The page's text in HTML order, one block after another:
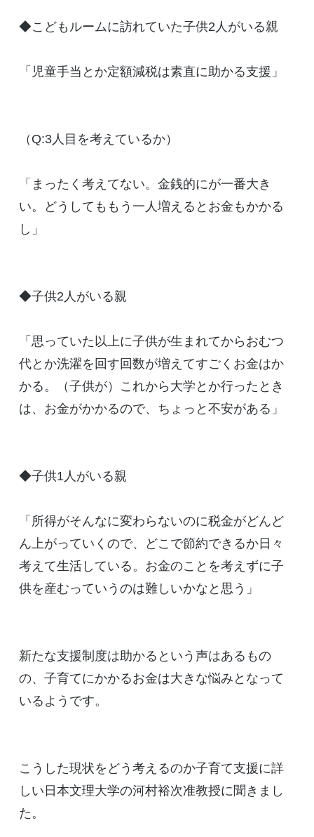
◆こどもルームに訪れていた子供2人がいる親
「児童手当とか定額減税は素直に助かる支援」
（Q:3人目を考えているか）
「まったく考えてない。金銭的にが一番大き
い。どうしてももう一人増えるとお金もかかる
し」
◆子供2人がいる親
「思っていた以上に子供が生まれてからおむつ
代とか洗濯を回す回数が増えてすごくお金はか
かる。（子供が）これから大学とか行ったとき
は、お金がかかるので、ちょっと不安がある」
◆子供1人がいる親
「所得がそんなに変わらないのに税金がどんど
ん上がっていくので、どこで節約できるか日々
考えて生活している。お金のことを考えずに子
供を産むっていうのは難しいかなと思う」
新たな支援制度は助かるという声はあるもの
の、子育てにかかるお金は大きな悩みとなって
いるようです。
こうした現状をどう考えるのか子育て支援に詳
しい日本文理大学の河村裕次准教授に聞きまし
た。